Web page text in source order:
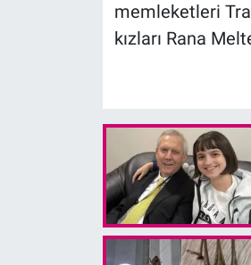
memleketleri
kızları Rana